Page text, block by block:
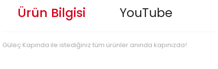
Ürün Bilgisi YouTube
Güleç Kapında ile istediğiniz tüm ürünler anında kapınızda!